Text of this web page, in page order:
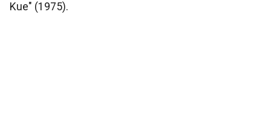
Kue" (1975).